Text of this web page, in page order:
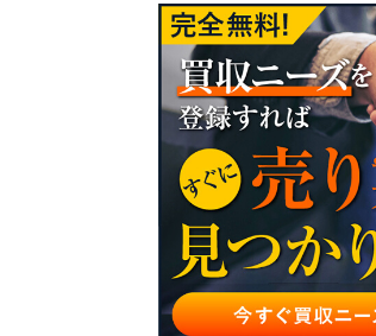
コストアプローチとは
コストアプローチの種類
コストアプローチ以外の企
コストアプローチのメリッ
コストアプローチのまとめ